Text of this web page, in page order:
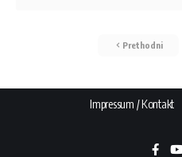
Prethodni
Impressum / Kontakt